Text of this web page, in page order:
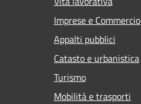
Imprese e Commercio
Appalti pubblici
Catasto e urbanistica
Turismo
Mobilità e trasporti